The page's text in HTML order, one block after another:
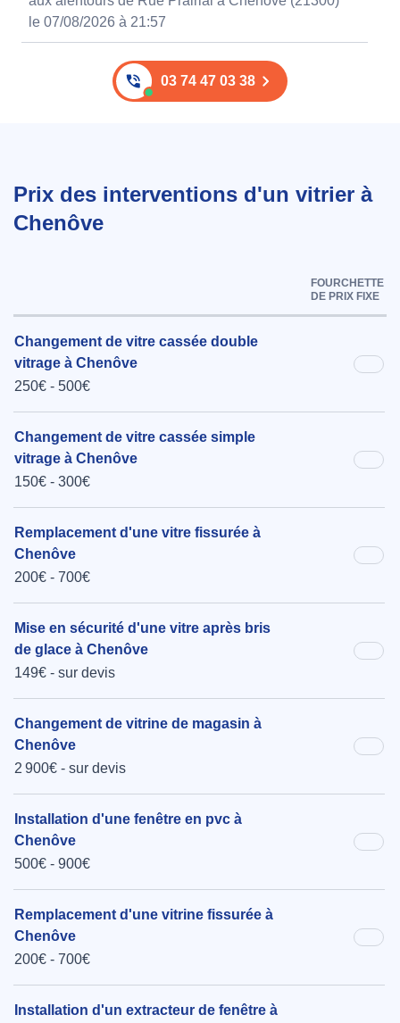
le 07/08/2026 à 21:57
03 74 47 03 38
Prix des interventions d'un vitrier à
Chenôve
FOURCHETTE
DE PRIX FIXE
Changement de vitre cassée double
vitrage à Chenôve
250€ - 500€
Changement de vitre cassée simple
vitrage à Chenôve
150€ - 300€
Remplacement d'une vitre fissurée à
Chenôve
200€ - 700€
Mise en sécurité d'une vitre après bris
de glace à Chenôve
149€ - sur devis
Changement de vitrine de magasin à
Chenôve
2 900€ - sur devis
Installation d'une fenêtre en pvc à
Chenôve
500€ - 900€
Remplacement d'une vitrine fissurée à
Chenôve
200€ - 700€
Installation d'un extracteur de fenêtre à